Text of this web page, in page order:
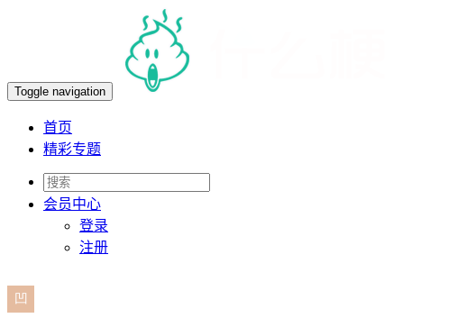
Toggle navigation
首页
精彩专题
会员中心
登录
注册